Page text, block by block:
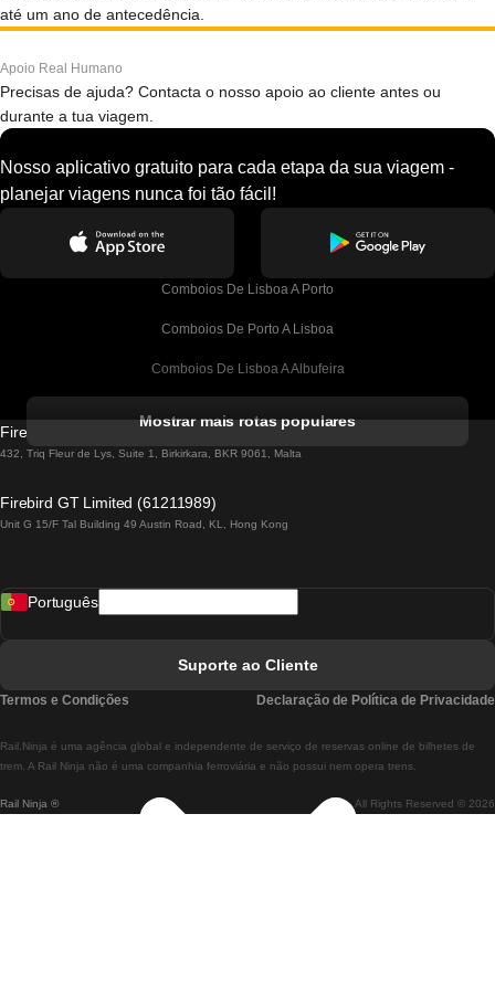
até um ano de antecedência.
Apoio Real Humano
Precisas de ajuda? Contacta o nosso apoio ao cliente antes ou
durante a tua viagem.
Nosso aplicativo gratuito para cada etapa da sua viagem -
planejar viagens nunca foi tão fácil!
Comboios De Lisboa A Porto
Comboios De Porto A Lisboa
Comboios De Lisboa A Albufeira
Comboios De Lisboa A Lagos
Comboios De Lisboa A Madrid
Comboios De Lisboa A Braga
Comboios De Braga A Lisboa
Mostrar mais rotas populares
Firebird GT Limited (OC 1451)
432, Triq Fleur de Lys, Suite 1, Birkirkara, BKR 9061, Malta
Firebird GT Limited (61211989)
Unit G 15/F Tal Building 49 Austin Road, KL, Hong Kong
Rail Ninja ® All Rights Reserved © 2026
Rail.Ninja é uma agência global e independente de serviço de reservas online de bilhetes de
trem. A Rail Ninja não é uma companhia ferroviária e não possui nem opera trens.
Português
Suporte ao Cliente
Termos e Condições Declaração de Política de Privacidade